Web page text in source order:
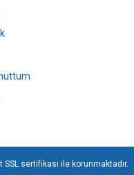
SSL sertifikası ile korunmaktadır.